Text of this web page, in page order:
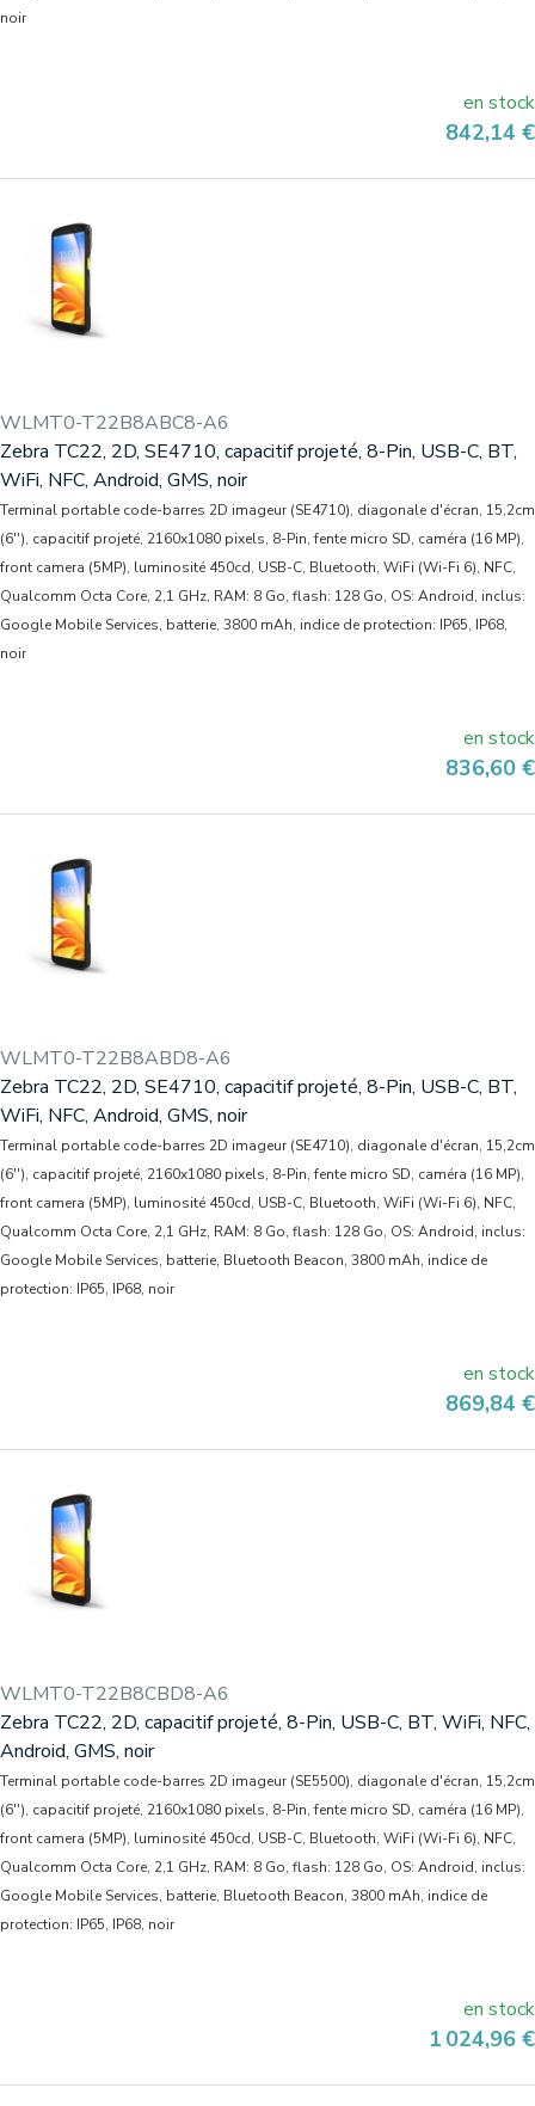
noir
en stock
Prix
842,14 €
WLMT0-T22B8ABC8-A6
Zebra TC22, 2D, SE4710, capacitif projeté, 8-Pin, USB-C, BT,
WiFi, NFC, Android, GMS, noir
Terminal portable code-barres 2D imageur (SE4710), diagonale d'écran, 15,2cm
(6''), capacitif projeté, 2160x1080 pixels, 8-Pin, fente micro SD, caméra (16 MP),
front camera (5MP), luminosité 450cd, USB-C, Bluetooth, WiFi (Wi-Fi 6), NFC,
Qualcomm Octa Core, 2,1 GHz, RAM: 8 Go, flash: 128 Go, OS: Android, inclus:
Google Mobile Services, batterie, 3800 mAh, indice de protection: IP65, IP68,
noir
en stock
Prix
836,60 €
WLMT0-T22B8ABD8-A6
Zebra TC22, 2D, SE4710, capacitif projeté, 8-Pin, USB-C, BT,
WiFi, NFC, Android, GMS, noir
Terminal portable code-barres 2D imageur (SE4710), diagonale d'écran, 15,2cm
(6''), capacitif projeté, 2160x1080 pixels, 8-Pin, fente micro SD, caméra (16 MP),
front camera (5MP), luminosité 450cd, USB-C, Bluetooth, WiFi (Wi-Fi 6), NFC,
Qualcomm Octa Core, 2,1 GHz, RAM: 8 Go, flash: 128 Go, OS: Android, inclus:
Google Mobile Services, batterie, Bluetooth Beacon, 3800 mAh, indice de
protection: IP65, IP68, noir
en stock
Prix
869,84 €
WLMT0-T22B8CBD8-A6
Zebra TC22, 2D, capacitif projeté, 8-Pin, USB-C, BT, WiFi, NFC,
Android, GMS, noir
Terminal portable code-barres 2D imageur (SE5500), diagonale d'écran, 15,2cm
(6''), capacitif projeté, 2160x1080 pixels, 8-Pin, fente micro SD, caméra (16 MP),
front camera (5MP), luminosité 450cd, USB-C, Bluetooth, WiFi (Wi-Fi 6), NFC,
Qualcomm Octa Core, 2,1 GHz, RAM: 8 Go, flash: 128 Go, OS: Android, inclus:
Google Mobile Services, batterie, Bluetooth Beacon, 3800 mAh, indice de
protection: IP65, IP68, noir
en stock
Prix
1 024,96 €